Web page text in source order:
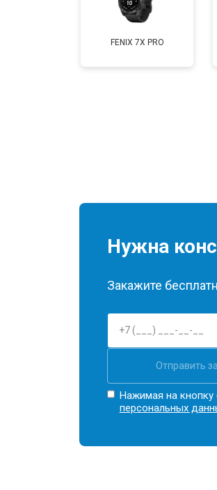
FENIX 7X PRO
Нужна
Закажите
Отправить
Нажимая на кнопку
персональных